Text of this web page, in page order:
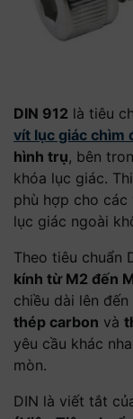
DIN 912 là tiêu
vít lục giác chìm
hình trụ, bên
khóa lục giác.
phù hợp cho
lục giác ngoài
Theo tiêu chuẩn
kính từ M2 đến
chiều dài lên đến
thép carbon và
yêu cầu khác
mòn.
DIN là viết tắt